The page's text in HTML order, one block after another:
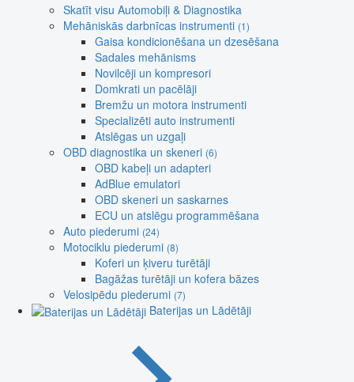
Skatīt visu Automobiļi & Diagnostika
Mehāniskās darbnīcas instrumenti (1)
Gaisa kondicionēšana un dzesēšana
Sadales mehānisms
Novilcēji un kompresori
Domkrati un pacēlāji
Bremžu un motora instrumenti
Specializēti auto instrumenti
Atslēgas un uzgaļi
OBD diagnostika un skeneri (6)
OBD kabeļi un adapteri
AdBlue emulatori
OBD skeneri un saskarnes
ECU un atslēgu programmēšana
Auto piederumi (24)
Motociklu piederumi (8)
Koferi un ķiveru turētāji
Bagāžas turētāji un kofera bāzes
Velosipēdu piederumi (7)
Baterijas un Lādētāji